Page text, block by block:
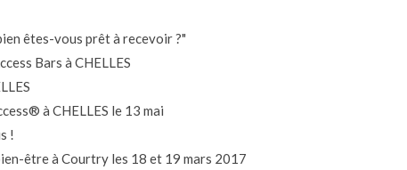
êtes-vous prêt à recevoir ?"
Bars à CHELLES
à CHELLES le 13 mai
!
être à Courtry les 18 et 19 mars 2017